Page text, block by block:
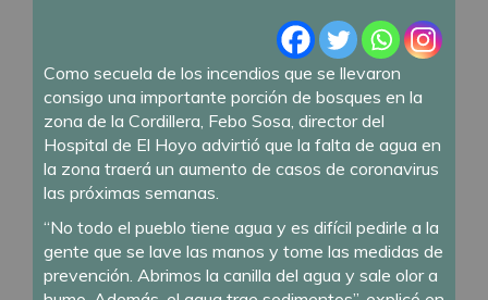
Como secuela de los incendios que se llevaron
consigo una importante porción de bosques en la
zona de la Cordillera, Febo Sosa, director del
Hospital de El Hoyo advirtió que la falta de agua en
la zona traerá un aumento de casos de coronavirus
las próximas semanas.
“No todo el pueblo tiene agua y es difícil pedirle a la
gente que se lave las manos y tome las medidas de
prevención. Abrimos la canilla del agua y sale olor a